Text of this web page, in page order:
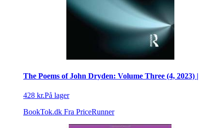
The Poems of John Dryden: Volume Three (4, 2023) |
428 kr.På lager
BookTok.dk Fra PriceRunner